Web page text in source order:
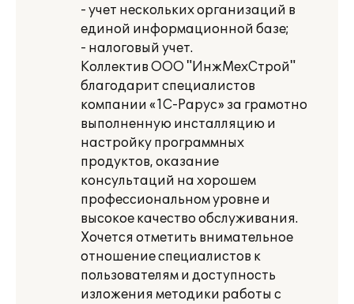
- учет нескольких организаций в
единой информационной базе;
- налоговый учет.
Коллектив ООО "ИнжМехСтрой"
благодарит специалистов
компании «1С-Рарус» за грамотно
выполненную инсталляцию и
настройку программных
продуктов, оказание
консультаций на хорошем
профессиональном уровне и
высокое качество обслуживания.
Хочется отметить внимательное
отношение специалистов к
пользователям и доступность
изложения методики работы с